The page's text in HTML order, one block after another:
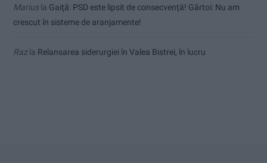
Mariusla Gaiţă: PSD este lipsit de consecvență! Gârtoi: Nu am
crescut în sisteme de aranjamente!
Razla Relansarea siderurgiei în Valea Bistrei, în lucru